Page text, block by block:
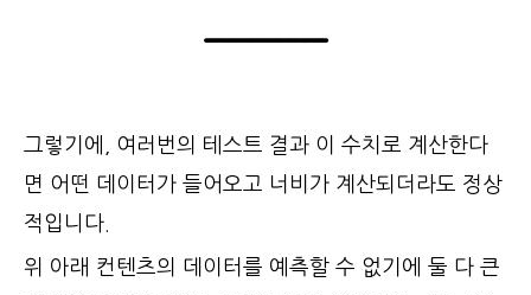
그렇기에, 여러번의 테스트 결과 이 수치로 계산한다
면 어떤 데이터가 들어오고 너비가 계산되더라도 정상
적입니다.
위 아래 컨텐츠의 데이터를 예측할 수 없기에 둘 다 큰